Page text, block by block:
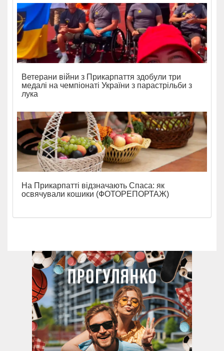
Ветерани війни з Прикарпаття здобули три
медалі на чемпіонаті України з парастрільби з
лука
На Прикарпатті відзначають Спаса: як
освячували кошики (ФОТОРЕПОРТАЖ)